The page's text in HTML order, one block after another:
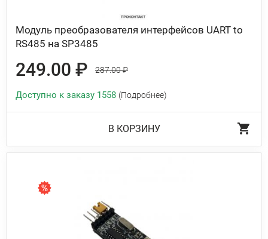
Модуль преобразователя интерфейсов UART to
RS485 на SP3485
249.00 ₽ 287.00 ₽
Доступно к заказу 1558 (Подробнее)
В КОРЗИНУ